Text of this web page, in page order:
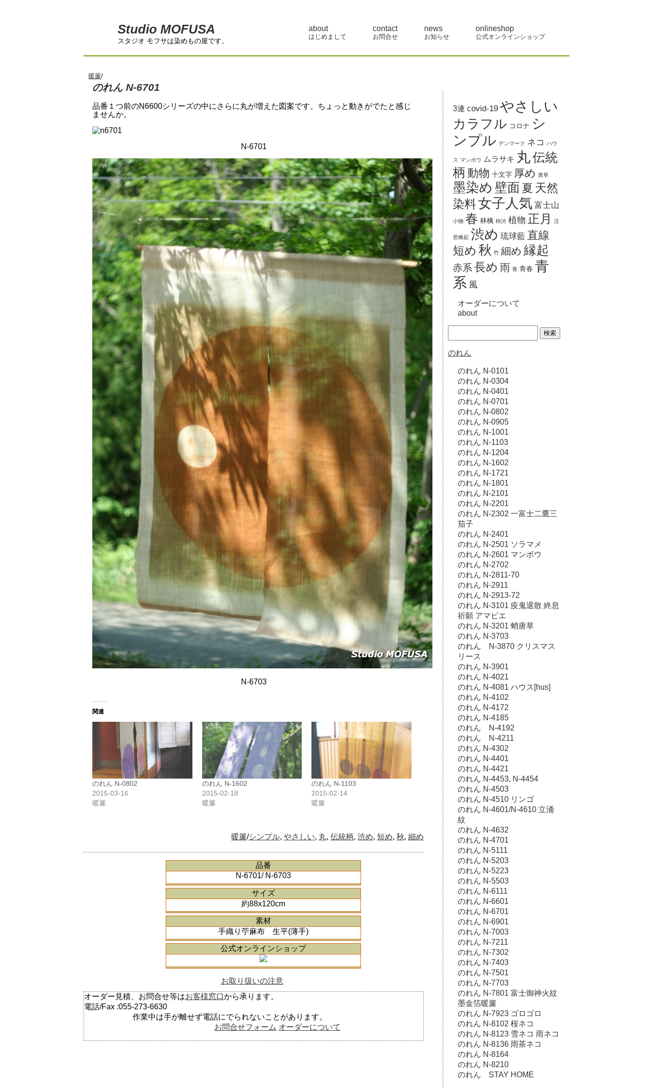
Studio MOFUSA
スタジオ モフサは染めもの屋です。
about
はじめまして
contact
お問合せ
news
お知らせ
onlineshop
公式オンラインショップ
暖簾/
のれん N-6701
品番１つ前のN6600シリーズの中にさらに丸が増えた図案です。ちょっと動きがでたと感じ
ませんか。
N-6701
N-6703
関連
のれん N-0802
2015-03-16
暖簾
のれん N-1602
2015-02-18
暖簾
のれん N-1103
2015-02-14
暖簾
暖簾/シンプル, やさしい, 丸, 伝統柄, 渋め, 短め, 秋, 細め
品番
N-6701/ N-6703
サイズ
約88x120cm
素材
手織り苧麻布 生平(薄手)
公式オンラインショップ
お取り扱いの注意
オーダー見積、お問合せ等はお客様窓口から承ります。
電話/Fax :055-273-6630
作業中は手が離せず電話にでられないことがあります。
お問合せフォーム オーダーについて
3連 covid-19 やさしい
カラフル コロナ シ
ンプル デンマーク ネコ ハウ
ス マンボウ ムラサキ 丸伝統
柄 動物 十文字 厚め 唐草
墨染め 壁面 夏 天然
染料女子人気 富士山
小物 春 林檎 柿渋 植物 正月 注
意喚起 渋め 琉球藍 直線
短め 秋 竹 細め 縁起
赤系 長め 雨 青 青春 青
系 風
オーダーについて
about
のれん
のれん N-0101
のれん N-0304
のれん N-0401
のれん N-0701
のれん N-0802
のれん N-0905
のれん N-1001
のれん N-1103
のれん N-1204
のれん N-1602
のれん N-1721
のれん N-1801
のれん N-2101
のれん N-2201
のれん N-2302 一富士二鷹三
茄子
のれん N-2401
のれん N-2501 ソラマメ
のれん N-2601 マンボウ
のれん N-2702
のれん N-2811-70
のれん N-2911
のれん N-2913-72
のれん N-3101 疫鬼退散 終息
祈願 アマビエ
のれん N-3201 蛸唐草
のれん N-3703
のれん N-3870 クリスマス
リース
のれん N-3901
のれん N-4021
のれん N-4081 ハウス[hus]
のれん N-4102
のれん N-4172
のれん N-4185
のれん N-4192
のれん N-4211
のれん N-4302
のれん N-4401
のれん N-4421
のれん N-4453, N-4454
のれん N-4503
のれん N-4510 リンゴ
のれん N-4601/N-4610 立涌
紋
のれん N-4632
のれん N-4701
のれん N-5111
のれん N-5203
のれん N-5223
のれん N-5503
のれん N-6111
のれん N-6601
のれん N-6701
のれん N-6901
のれん N-7003
のれん N-7211
のれん N-7302
のれん N-7403
のれん N-7501
のれん N-7703
のれん N-7801 富士御神火紋
墨金箔暖簾
のれん N-7923 ゴロゴロ
のれん N-8102 桜ネコ
のれん N-8123 雪ネコ 雨ネコ
のれん N-8136 雨茶ネコ
のれん N-8164
のれん N-8210
のれん STAY HOME